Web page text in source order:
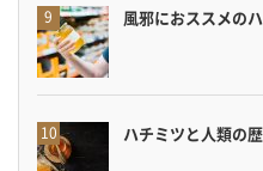
風邪におススメの
ハチミツと人類の